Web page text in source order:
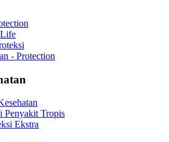
- Protection
Penyakit Tropis
Ekstra